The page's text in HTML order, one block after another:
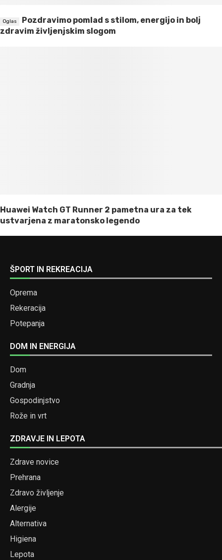
Pozdravimo pomlad s stilom, energijo in bolj
zdravim življenjskim slogom
Huawei Watch GT Runner 2 pametna ura za tek
ustvarjena z maratonsko legendo
ŠPORT IN REKREACIJA
Oprema
Rekeracija
Potepanja
DOM IN ENERGIJA
Dom
Gradnja
Gospodinjstvo
Rože in vrt
ZDRAVJE IN LEPOTA
Zdrave novice
Prehrana
Zdravo življenje
Alergije
Alternativa
Higiena
Lepota